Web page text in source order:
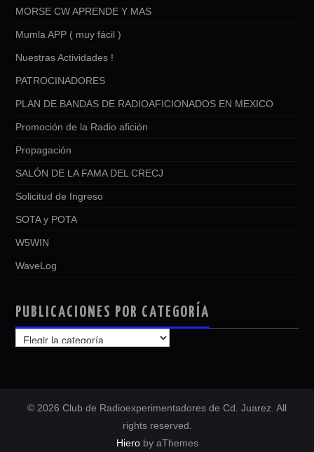
MORSE CW APRENDE Y MAS
Mumla APP ( muy fácil )
Nuestras Actividades !
PATROCINADORES
PLAN DE BANDAS DE RADIOAFICIONADOS EN MEXICO
Promoción de la Radio afición
Propagación
SALÓN DE LA FAMA DEL CRECJ
Solicitud de Ingreso
SOTA y POTA
W5WIN
WaveLog
PUBLICACIONES POR CATEGORÍA
PUBLICACIONES
POR
© 2026 Club de Radioexperimentadores de Cd. Juarez. All
rights reserved.
Hieroby aThemes